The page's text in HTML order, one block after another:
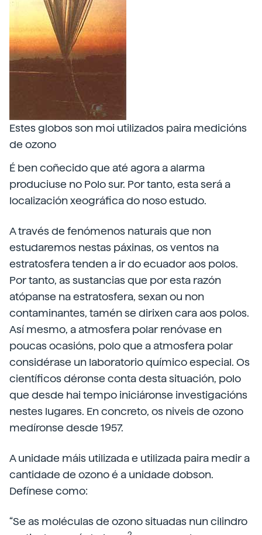
Estes globos son moi utilizados paira medicións
de ozono
É ben coñecido que até agora a alarma
produciuse no Polo sur. Por tanto, esta será a
localización xeográfica do noso estudo.
A través de fenómenos naturais que non
estudaremos nestas páxinas, os ventos na
estratosfera tenden a ir do ecuador aos polos.
Por tanto, as sustancias que por esta razón
atópanse na estratosfera, sexan ou non
contaminantes, tamén se dirixen cara aos polos.
Así mesmo, a atmosfera polar renóvase en
poucas ocasións, polo que a atmosfera polar
considérase un laboratorio químico especial. Os
científicos déronse conta desta situación, polo
que desde hai tempo iniciáronse investigacións
nestes lugares. En concreto, os niveis de ozono
medíronse desde 1957.
A unidade máis utilizada e utilizada paira medir a
cantidade de ozono é a unidade dobson.
Defínese como:
“Se as moléculas de ozono situadas nun cilindro